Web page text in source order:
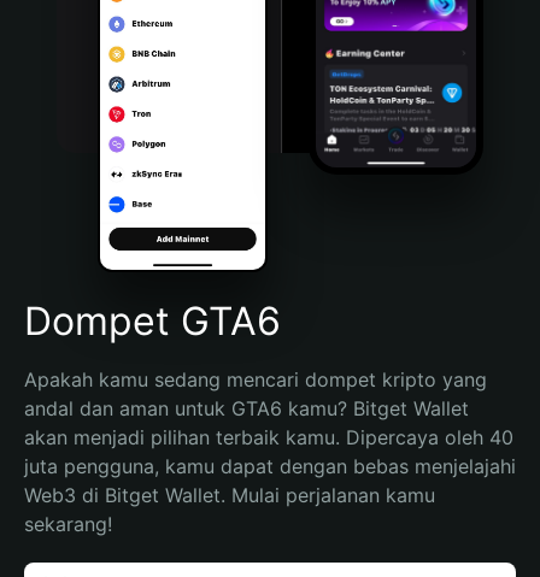
Português (Portugal)
Bahasa Indonesia
Português (Brasil)
Español (Argentina)
Dompet GTA6
Apakah kamu sedang mencari dompet kripto yang
andal dan aman untuk GTA6 kamu? Bitget Wallet
akan menjadi pilihan terbaik kamu. Dipercaya oleh 40
juta pengguna, kamu dapat dengan bebas menjelajahi
Web3 di Bitget Wallet. Mulai perjalanan kamu
sekarang!